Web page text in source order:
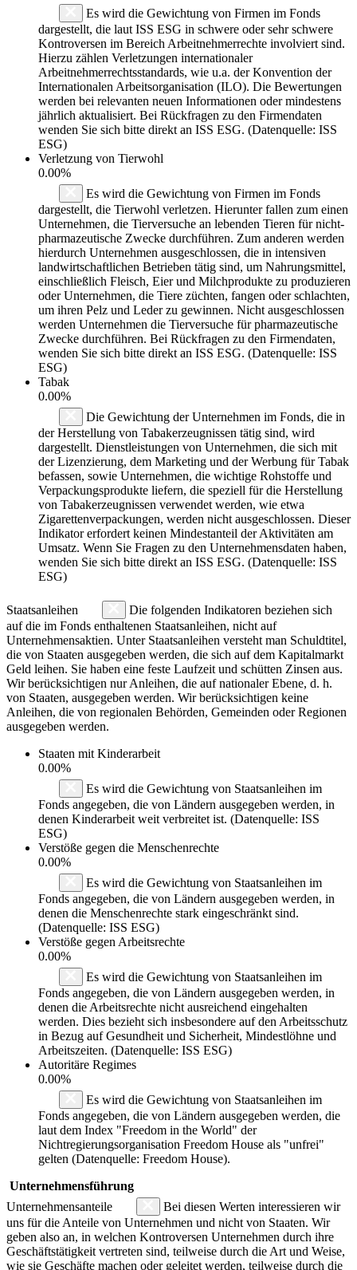
Es wird die Gewichtung von Firmen im Fonds
dargestellt, die laut ISS ESG in schwere oder sehr schwere
Kontroversen im Bereich Arbeitnehmerrechte involviert sind.
Hierzu zählen Verletzungen internationaler
Arbeitnehmerrechtsstandards, wie u.a. der Konvention der
Internationalen Arbeitsorganisation (ILO). Die Bewertungen
werden bei relevanten neuen Informationen oder mindestens
jährlich aktualisiert. Bei Rückfragen zu den Firmendaten
wenden Sie sich bitte direkt an ISS ESG. (Datenquelle: ISS
ESG)
Verletzung von Tierwohl
0.00%
Es wird die Gewichtung von Firmen im Fonds
dargestellt, die Tierwohl verletzen. Hierunter fallen zum einen
Unternehmen, die Tierversuche an lebenden Tieren für nicht-
pharmazeutische Zwecke durchführen. Zum anderen werden
hierdurch Unternehmen ausgeschlossen, die in intensiven
landwirtschaftlichen Betrieben tätig sind, um Nahrungsmittel,
einschließlich Fleisch, Eier und Milchprodukte zu produzieren
oder Unternehmen, die Tiere züchten, fangen oder schlachten,
um ihren Pelz und Leder zu gewinnen. Nicht ausgeschlossen
werden Unternehmen die Tierversuche für pharmazeutische
Zwecke durchführen. Bei Rückfragen zu den Firmendaten,
wenden Sie sich bitte direkt an ISS ESG. (Datenquelle: ISS
ESG)
Tabak
0.00%
Die Gewichtung der Unternehmen im Fonds, die in
der Herstellung von Tabakerzeugnissen tätig sind, wird
dargestellt. Dienstleistungen von Unternehmen, die sich mit
der Lizenzierung, dem Marketing und der Werbung für Tabak
befassen, sowie Unternehmen, die wichtige Rohstoffe und
Verpackungsprodukte liefern, die speziell für die Herstellung
von Tabakerzeugnissen verwendet werden, wie etwa
Zigarettenverpackungen, werden nicht ausgeschlossen. Dieser
Indikator erfordert keinen Mindestanteil der Aktivitäten am
Umsatz. Wenn Sie Fragen zu den Unternehmensdaten haben,
wenden Sie sich bitte direkt an ISS ESG. (Datenquelle: ISS
ESG)
Staatsanleihen
Die folgenden Indikatoren beziehen sich
auf die im Fonds enthaltenen Staatsanleihen, nicht auf
Unternehmensaktien. Unter Staatsanleihen versteht man Schuldtitel,
die von Staaten ausgegeben werden, die sich auf dem Kapitalmarkt
Geld leihen. Sie haben eine feste Laufzeit und schütten Zinsen aus.
Wir berücksichtigen nur Anleihen, die auf nationaler Ebene, d. h.
von Staaten, ausgegeben werden. Wir berücksichtigen keine
Anleihen, die von regionalen Behörden, Gemeinden oder Regionen
ausgegeben werden.
Staaten mit Kinderarbeit
0.00%
Es wird die Gewichtung von Staatsanleihen im
Fonds angegeben, die von Ländern ausgegeben werden, in
denen Kinderarbeit weit verbreitet ist. (Datenquelle: ISS
ESG)
Verstöße gegen die Menschenrechte
0.00%
Es wird die Gewichtung von Staatsanleihen im
Fonds angegeben, die von Ländern ausgegeben werden, in
denen die Menschenrechte stark eingeschränkt sind.
(Datenquelle: ISS ESG)
Verstöße gegen Arbeitsrechte
0.00%
Es wird die Gewichtung von Staatsanleihen im
Fonds angegeben, die von Ländern ausgegeben werden, in
denen die Arbeitsrechte nicht ausreichend eingehalten
werden. Dies bezieht sich insbesondere auf den Arbeitsschutz
in Bezug auf Gesundheit und Sicherheit, Mindestlöhne und
Arbeitszeiten. (Datenquelle: ISS ESG)
Autoritäre Regimes
0.00%
Es wird die Gewichtung von Staatsanleihen im
Fonds angegeben, die von Ländern ausgegeben werden, die
laut dem Index "Freedom in the World" der
Nichtregierungsorganisation Freedom House als "unfrei"
gelten (Datenquelle: Freedom House).
Unternehmensführung
Unternehmensanteile
Bei diesen Werten interessieren wir
uns für die Anteile von Unternehmen und nicht von Staaten. Wir
geben also an, in welchen Kontroversen Unternehmen durch ihre
Geschäftstätigkeit vertreten sind, teilweise durch die Art und Weise,
wie sie Geschäfte machen oder geleitet werden, teilweise durch die